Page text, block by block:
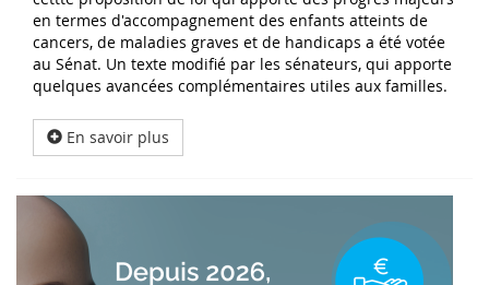
en termes d'accompagnement des enfants atteints de
cancers, de maladies graves et de handicaps a été votée
au Sénat. Un texte modifié par les sénateurs, qui apporte
quelques avancées complémentaires utiles aux familles.
En savoir plus